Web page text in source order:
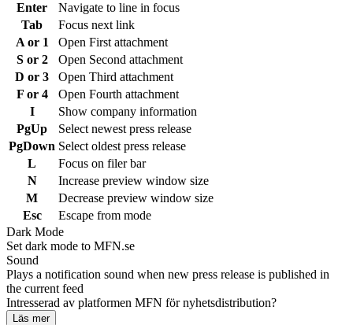
Enter
Navigate to line in focus
Tab
Focus next link
A or 1
Open First attachment
S or 2
Open Second attachment
D or 3
Open Third attachment
F or 4
Open Fourth attachment
I
Show company information
PgUp
Select newest press release
PgDown Select oldest press release
L
Focus on filer bar
N
Increase preview window size
M
Decrease preview window size
Esc
Escape from mode
Dark Mode
Set dark mode to MFN.se
Sound
Plays a notification sound when new press release is published in
the current feed
Intresserad av platformen MFN för nyhetsdistribution?
Läs mer